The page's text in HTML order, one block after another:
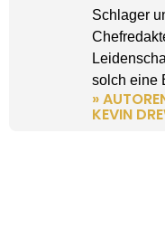
Schlager
solch eine
»
KEVIN